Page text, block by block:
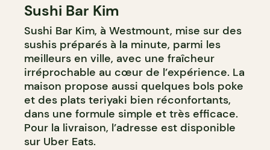
Sushi Bar Kim
Sushi Bar Kim, à Westmount, mise sur des
sushis préparés à la minute, parmi les
meilleurs en ville, avec une fraîcheur
irréprochable au cœur de l’expérience. La
maison propose aussi quelques bols poke
et des plats teriyaki bien réconfortants,
dans une formule simple et très efficace.
Pour la livraison, l’adresse est disponible
sur Uber Eats.